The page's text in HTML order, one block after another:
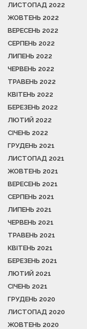
ЛИСТОПАД 2022
ЖОВТЕНЬ 2022
ВЕРЕСЕНЬ 2022
СЕРПЕНЬ 2022
ЛИПЕНЬ 2022
ЧЕРВЕНЬ 2022
ТРАВЕНЬ 2022
КВІТЕНЬ 2022
БЕРЕЗЕНЬ 2022
ЛЮТИЙ 2022
СІЧЕНЬ 2022
ГРУДЕНЬ 2021
ЛИСТОПАД 2021
ЖОВТЕНЬ 2021
ВЕРЕСЕНЬ 2021
СЕРПЕНЬ 2021
ЛИПЕНЬ 2021
ЧЕРВЕНЬ 2021
ТРАВЕНЬ 2021
КВІТЕНЬ 2021
БЕРЕЗЕНЬ 2021
ЛЮТИЙ 2021
СІЧЕНЬ 2021
ГРУДЕНЬ 2020
ЛИСТОПАД 2020
ЖОВТЕНЬ 2020